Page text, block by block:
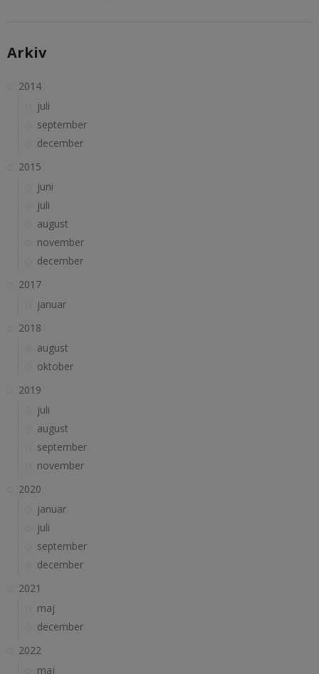
Arkiv
2014
juli
september
december
2015
juni
juli
august
november
december
2017
januar
2018
august
oktober
2019
juli
august
september
november
2020
januar
juli
september
december
2021
maj
december
2022
maj